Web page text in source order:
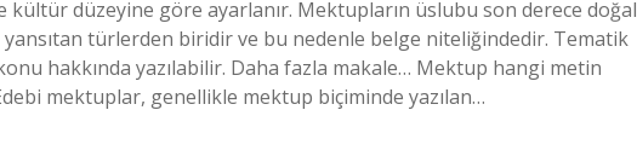
kültür düzeyine göre ayarlanır. Mektupların üslubu son derece doğal
türlerden biridir ve bu nedenle belge niteliğindedir. Tematik
hakkında yazılabilir. Daha fazla makale… Mektup hangi metin
mektuplar, genellikle mektup biçiminde yazılan…